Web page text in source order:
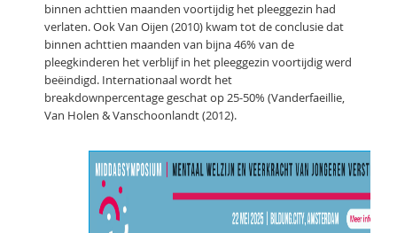
binnen achttien maanden voortijdig het pleeggezin had
verlaten. Ook Van Oijen (2010) kwam tot de conclusie dat
binnen achttien maanden van bijna 46% van de
pleegkinderen het verblijf in het pleeggezin voortijdig werd
beëindigd. Internationaal wordt het
breakdownpercentage geschat op 25-50% (Vanderfaeillie,
Van Holen & Vanschoonlandt (2012).